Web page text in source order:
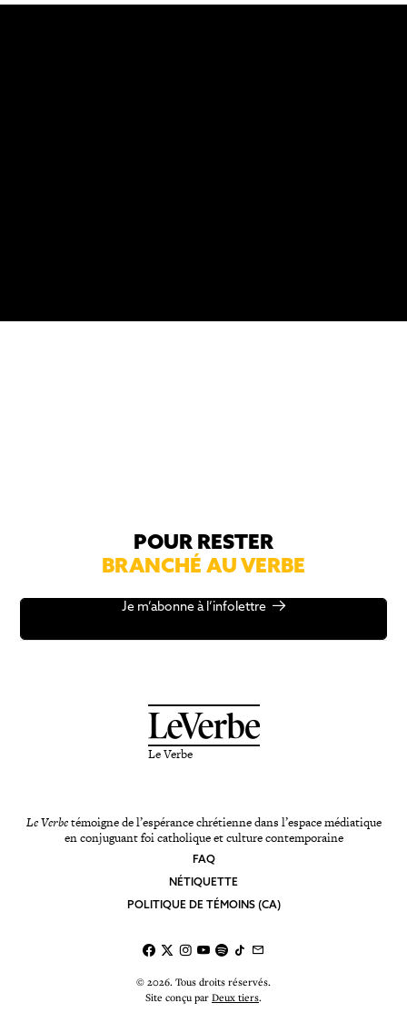
POUR RESTER
BRANCHÉ AU VERBE
Je m’abonne à l’infolettre
Le Verbe
Le Verbetémoigne de l’espérance chrétienne dans l’espace médiatique
en conjuguant foi catholique et culture contemporaine
© 2026. Tous droits réservés.
Site conçu par Deux tiers.
FAQ
NÉTIQUETTE
POLITIQUE DE TÉMOINS (CA)